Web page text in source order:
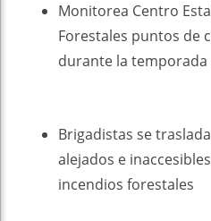
Monitorea Centro
Forestales puntos de
durante la temporada
Brigadistas se
alejados e
incendios forestales